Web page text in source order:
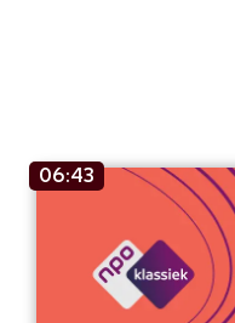
06:43